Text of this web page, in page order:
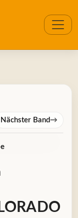
Nächster Band→